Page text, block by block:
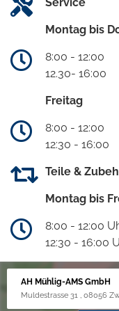
Montag bis
8:00 - 12:00
12.30- 16:00
Freitag
8:00 - 12:00
12:30 - 16:00
Teile &
Montag bis
8:00 - 12:00
12:30 - 16:00
AH Mühlig-AMS GmbH
Muldestrasse 31 , 08056